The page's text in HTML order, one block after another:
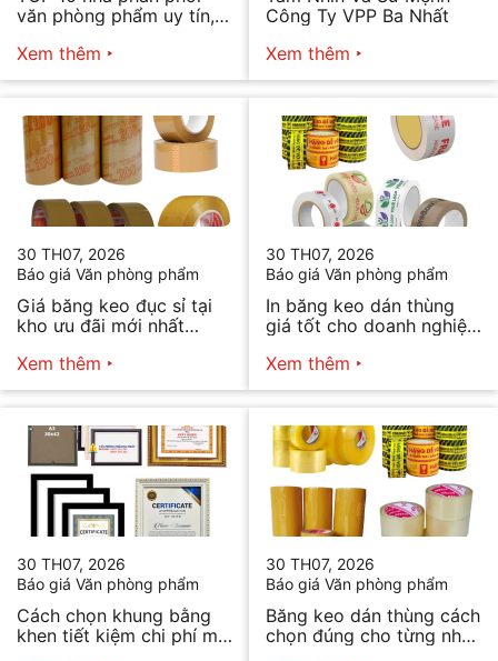
văn phòng phẩm uy tín,
Xem thêm
Công Ty VPP Ba Nhất
Xem thêm
30 TH07, 2026
Báo giá Văn phòng phẩm
Giá băng keo đục sỉ tại
kho ưu đãi mới nhất
Xem thêm
30 TH07, 2026
Báo giá Văn phòng phẩm
In băng keo dán thùng
giá tốt cho doanh nghiệp
Xem thêm
30 TH07, 2026
Báo giá Văn phòng phẩm
Cách chọn khung bằng
khen tiết kiệm chi phí mà
30 TH07, 2026
Báo giá Văn phòng phẩm
Băng keo dán thùng cách
chọn đúng cho từng nhu